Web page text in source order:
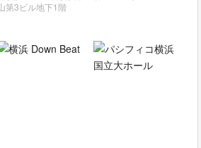
第3ビル地下1階